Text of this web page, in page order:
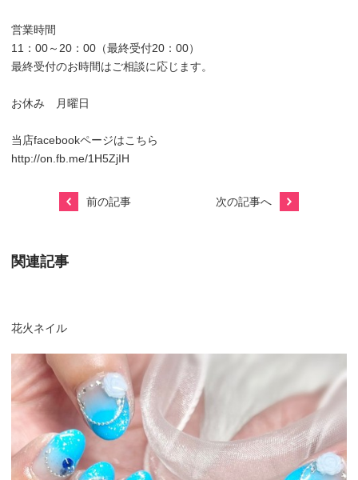
営業時間
11：00～20：00（最終受付20：00）
最終受付のお時間はご相談に応じます。
お休み 月曜日
当店facebookページはこちら
http://on.fb.me/1H5ZjIH
前の記事 次の記事へ
関連記事
花火ネイル